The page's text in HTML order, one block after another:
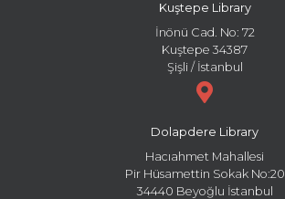
Kuştepe Library
İnönü Cad. No: 72
Kuştepe 34387
Şişli / İstanbul
Dolapdere Library
Hacıahmet Mahallesi
Pir Hüsamettin Sokak No:20
34440 Beyoğlu İstanbul